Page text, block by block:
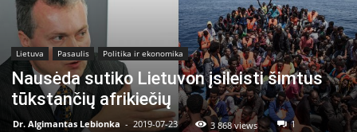
Lietuva Pasaulis Politika ir ekonomika
Nausėda sutiko Lietuvon įsileisti šimtus
tūkstančių afrikiečių
Dr. Algimantas Lebionka - 2019-07-23 3 868 views 1